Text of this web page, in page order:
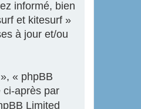
informé, bien
et kitesurf »
à jour et/ou
« phpBB
ci-après par
Limited